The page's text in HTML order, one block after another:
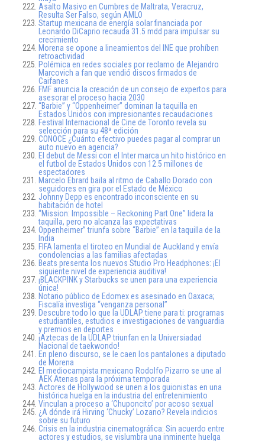
Asalto Masivo en Cumbres de Maltrata, Veracruz,
Resulta Ser Falso, según AMLO
Startup mexicana de energía solar financiada por
Leonardo DiCaprio recauda 31.5 mdd para impulsar su
crecimiento
Morena se opone a lineamientos del INE que prohíben
retroactividad
Polémica en redes sociales por reclamo de Alejandro
Marcovich a fan que vendió discos firmados de
Caifanes
FMF anuncia la creación de un consejo de expertos para
asesorar el proceso hacia 2030
“Barbie” y “Oppenheimer” dominan la taquilla en
Estados Unidos con impresionantes recaudaciones
Festival Internacional de Cine de Toronto revela su
selección para su 48ª edición
CONOCE ¿Cuánto efectivo puedes pagar al comprar un
auto nuevo en agencia?
El debut de Messi con el Inter marca un hito histórico en
el futbol de Estados Unidos con 12.5 millones de
espectadores
Marcelo Ebrard baila al ritmo de Caballo Dorado con
seguidores en gira por el Estado de México
Johnny Depp es encontrado inconsciente en su
habitación de hotel
“Mission: Impossible – Reckoning Part One” lidera la
taquilla, pero no alcanza las expectativas
Oppenheimer” triunfa sobre “Barbie” en la taquilla de la
India
FIFA lamenta el tiroteo en Mundial de Auckland y envía
condolencias a las familias afectadas
Beats presenta los nuevos Studio Pro Headphones: ¡El
siguiente nivel de experiencia auditiva!
¡BLACKPINK y Starbucks se unen para una experiencia
única!
Notario público de Edomex es asesinado en Oaxaca;
Fiscalía investiga “venganza personal”
Descubre todo lo que la UDLAP tiene para ti: programas
estudiantiles, estudios e investigaciones de vanguardia
y premios en deportes
¡Aztecas de la UDLAP triunfan en la Universiadad
Nacional de taekwondo!
En pleno discurso, se le caen los pantalones a diputado
de Morena
El mediocampista mexicano Rodolfo Pizarro se une al
AEK Atenas para la próxima temporada
Actores de Hollywood se unen a los guionistas en una
histórica huelga en la industria del entretenimiento
Vinculan a proceso a ‘Chuponcito’ por acoso sexual
¿A dónde irá Hirving ‘Chucky’ Lozano? Revela indicios
sobre su futuro
Crisis en la industria cinematográfica: Sin acuerdo entre
actores y estudios, se vislumbra una inminente huelga